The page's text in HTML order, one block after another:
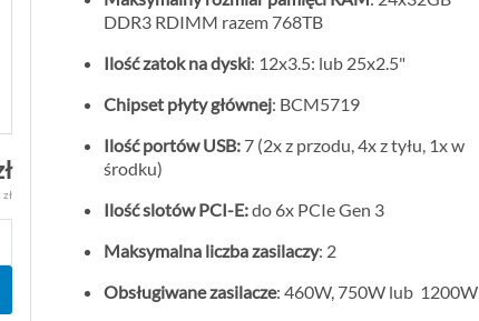
DDR3 RDIMM razem 768TB
Ilość zatok na dyski: 12x3.5: lub 25x2.5"
Chipset płyty głównej: BCM5719
Ilość portów USB: 7 (2x z przodu, 4x z tyłu, 1x w
środku)
Ilość slotów PCI-E:do 6x PCIe Gen 3
Maksymalna liczba zasilaczy: 2
Obsługiwane zasilacze: 460W, 750W lub 1200W